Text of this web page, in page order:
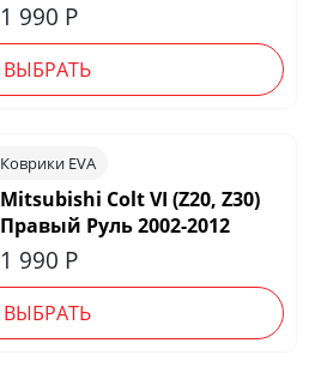
1 990 Р
ВЫБРАТЬ
Коврики EVA
Mitsubishi Colt VI (Z20, Z30)
Правый Руль 2002-2012
1 990 Р
ВЫБРАТЬ